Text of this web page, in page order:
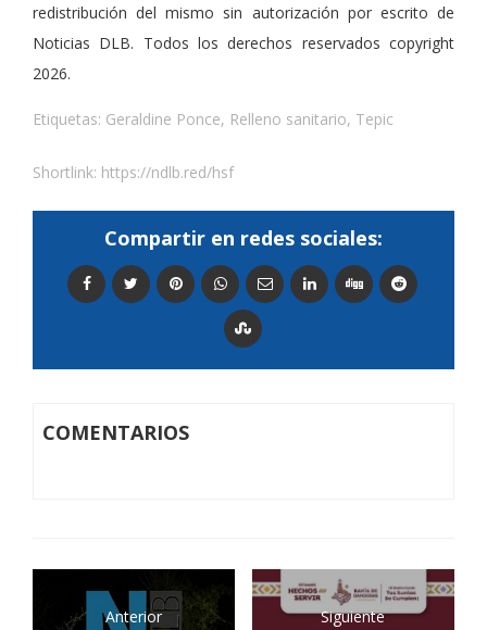
redistribución del mismo sin autorización por escrito de
Noticias DLB. Todos los derechos reservados copyright
2026.
Etiquetas: Geraldine Ponce, Relleno sanitario, Tepic
Shortlink: https://ndlb.red/hsf
Compartir en redes sociales:
COMENTARIOS
Anterior Siguiente